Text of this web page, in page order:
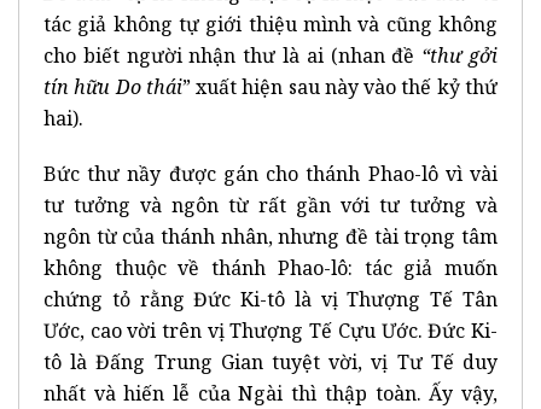
tác giả không tự giới thiệu mình và cũng không
cho biết người nhận thư là ai (nhan đề “thư gởi
tín hữu Do thái” xuất hiện sau này vào thế kỷ thứ
hai).
Bức thư nầy được gán cho thánh Phao-lô vì vài
tư tưởng và ngôn từ rất gần với tư tưởng và
ngôn từ của thánh nhân, nhưng đề tài trọng tâm
không thuộc về thánh Phao-lô: tác giả muốn
chứng tỏ rằng Đức Ki-tô là vị Thượng Tế Tân
Ước, cao vời trên vị Thượng Tế Cựu Ước. Đức Ki-
tô là Đấng Trung Gian tuyệt vời, vị Tư Tế duy
nhất và hiến lễ của Ngài thì thập toàn. Ấy vậy,